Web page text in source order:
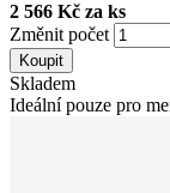
2 566 Kč za ks
Změnit počet
Koupit
Skladem
Ideální pouze pro